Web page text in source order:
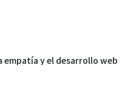
empatía y el desarrollo web